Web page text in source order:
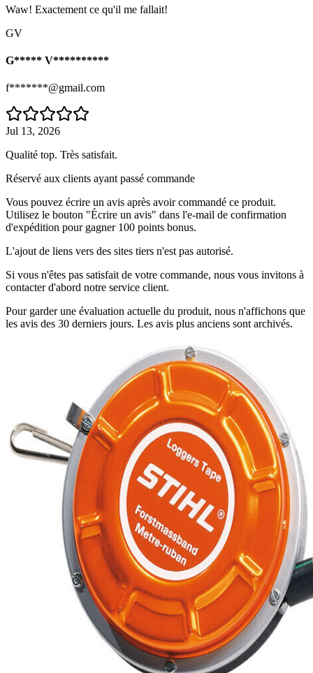
Waw! Exactement ce qu'il me fallait!
GV
G***** V**********
f*******@gmail.com
Jul 13, 2026
Qualité top. Très satisfait.
Réservé aux clients ayant passé commande
Vous pouvez écrire un avis après avoir commandé ce produit.
Utilisez le bouton "Écrire un avis" dans l'e-mail de confirmation
d'expédition pour gagner 100 points bonus.
L'ajout de liens vers des sites tiers n'est pas autorisé.
Si vous n'êtes pas satisfait de votre commande, nous vous invitons à
contacter d'abord notre service client.
Pour garder une évaluation actuelle du produit, nous n'affichons que
les avis des 30 derniers jours. Les avis plus anciens sont archivés.